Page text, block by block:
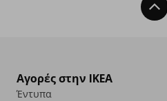
Αγορές στην IKEA
Έντυπα